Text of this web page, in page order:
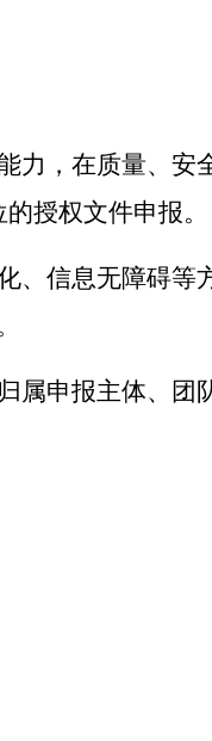
力，在质量、安
授权文件申报。
、信息无障碍
属申报主体、